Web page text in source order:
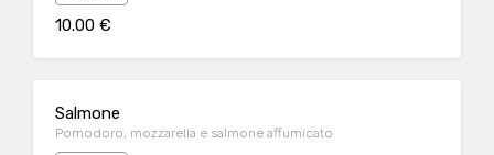
10.00 €
Salmone
Pomodoro, mozzarella e salmone affumicato